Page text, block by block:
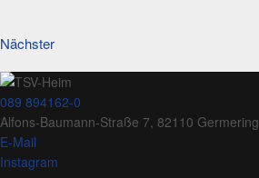
Nächster
089 894162-0
Alfons-Baumann-Straße 7, 82110 Germering
E-Mail
Instagram